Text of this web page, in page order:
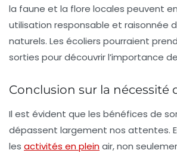
la faune et la flore locales peuvent
utilisation responsable et raisonnée
naturels. Les écoliers pourraient
sorties pour découvrir l’importance
Conclusion sur la nécessité
Il est évident que les bénéfices de
dépassent largement nos attentes.
les activités en pleinair, non